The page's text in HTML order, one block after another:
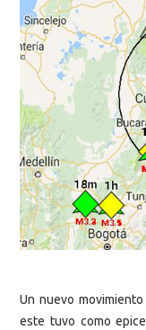
Un nuevo
este tuvo como